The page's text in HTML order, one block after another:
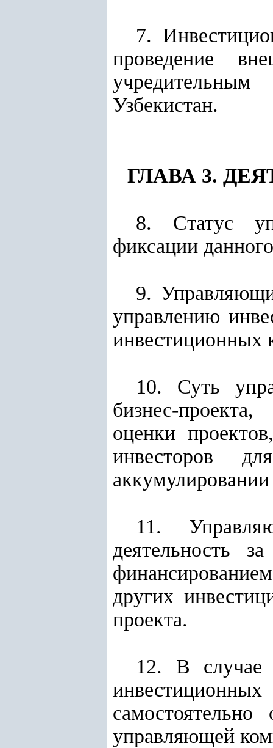
7.
проведение
учредительным
Узбекистан.
ГЛАВА 3.
8. Статус
фиксации
9.
управлению
инвестиционных
10. Суть
бизнес-
оценки
инвесторов
11.
деятельность
других
проекта.
12. В случае
управляющей